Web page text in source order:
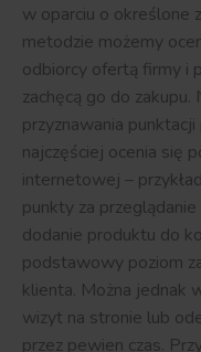
w oparciu o określone
metodzie możemy
odbiorcy ofertą firmy i
zachęcą go do
przyznawania
najczęściej ocenia się
internetowej –
punkty za
dodanie produktu do
podstawowy poziom
klienta. Można jednak
wizyt na stronie lub
przez pewien czas.